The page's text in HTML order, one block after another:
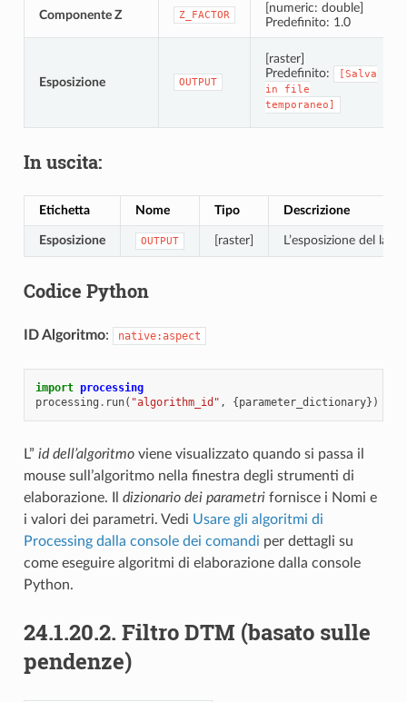
Componente Z Z_FACTOR
[numeric: double]
Predefinito: 1.0
Esposizione OUTPUT
[raster]
Predefinito:
[Salva
in
file
temporaneo]
In uscita:
Etichetta Nome Tipo Descrizione
Esposizione OUTPUT [raster] L’esposizione del
Codice Python
ID Algoritmo: native:aspect
import processing
processing . run( "algorithm_id" , { parameter_dictionary})
L” id dell’algoritmoviene visualizzato quando si passa il
mouse sull’algoritmo nella finestra degli strumenti di
elaborazione. Il dizionario dei parametrifornisce i Nomi e
i valori dei parametri. Vedi Usare gli algoritmi di
Processing dalla console dei comandi per dettagli su
come eseguire algoritmi di elaborazione dalla console
Python.
24.1.20.2. Filtro DTM (basato sulle
pendenze)